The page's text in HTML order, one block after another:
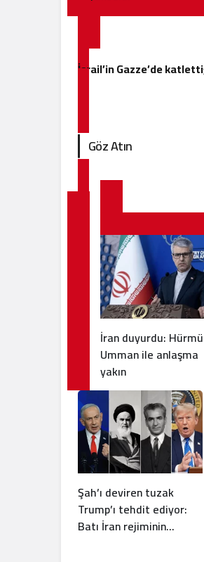
İsrail’in Gazze’de
Göz Atın
İran duyurdu:
Umman ile anlaşma
yakın
Şah’ı deviren tuzak
Trump’ı tehdit ediyor:
Batı İran rejiminin